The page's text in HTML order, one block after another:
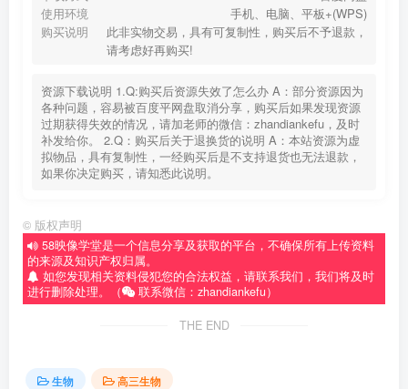
使用环境
手机、电脑、平板+(WPS)
购买说明
此非实物交易，具有可复制性，购买后不予退款，
请考虑好再购买!
资源下载说明 1.Q:购买后资源失效了怎么办 A：部分资源因为
各种问题，容易被百度平网盘取消分享，购买后如果发现资源
过期获得失效的情况，请加老师的微信：zhandiankefu，及时
补发给你。 2.Q：购买后关于退换货的说明 A：本站资源为虚
拟物品，具有复制性，一经购买后是不支持退货也无法退款，
如果你决定购买，请知悉此说明。
© 版权声明
58映像学堂是一个信息分享及获取的平台，不确保所有上传资料
的来源及知识产权归属。
如您发现相关资料侵犯您的合法权益，请联系我们，我们将及时
进行删除处理。（
联系微信：zhandiankefu）
THE END
生物
高三生物